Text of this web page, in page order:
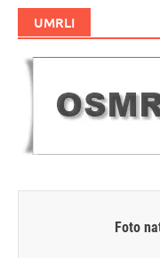
UMRLI
Foto